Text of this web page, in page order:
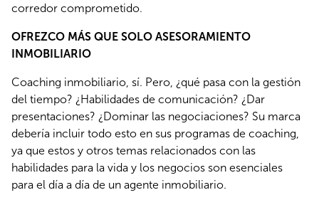
corredor comprometido.
OFREZCO MÁS QUE SOLO ASESORAMIENTO
INMOBILIARIO
Coaching inmobiliario, sí. Pero, ¿qué pasa con la gestión
del tiempo? ¿Habilidades de comunicación? ¿Dar
presentaciones? ¿Dominar las negociaciones? Su marca
debería incluir todo esto en sus programas de coaching,
ya que estos y otros temas relacionados con las
habilidades para la vida y los negocios son esenciales
para el día a día de un agente inmobiliario.